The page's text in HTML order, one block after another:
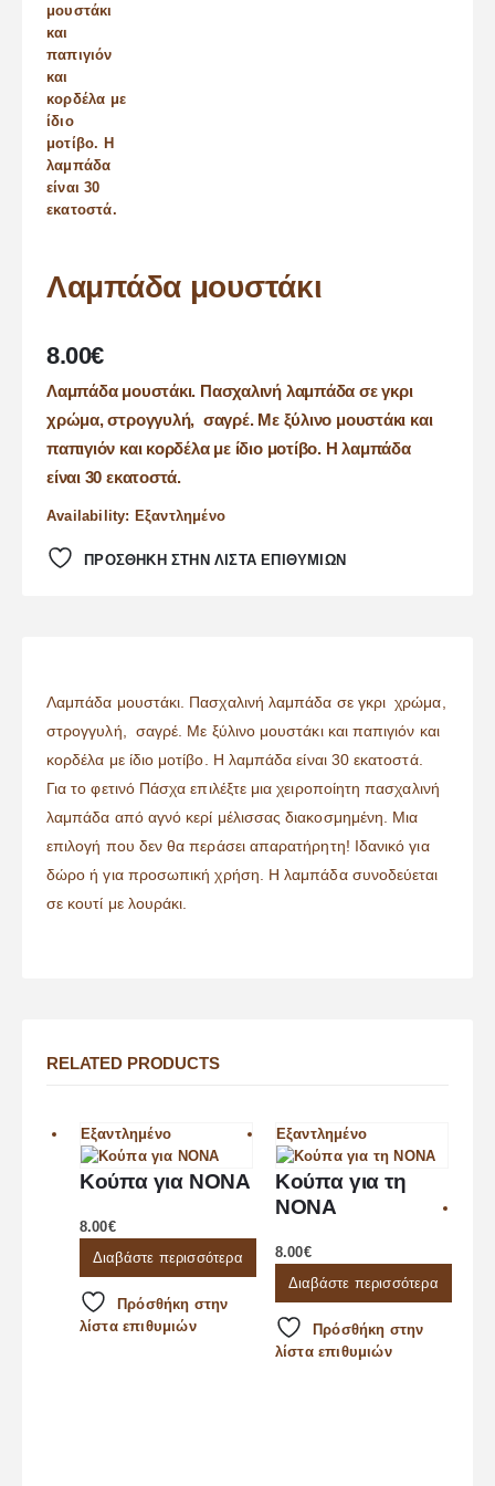
Λαμπάδα μουστάκι
8.00€
Λαμπάδα μουστάκι. Πασχαλινή λαμπάδα σε γκρι
χρώμα, στρογγυλή, σαγρέ. Με ξύλινο μουστάκι και
παπιγιόν και κορδέλα με ίδιο μοτίβο. Η λαμπάδα
είναι 30 εκατοστά.
Availability: Εξαντλημένο
ΠΡΌΣΘΉΚΗ ΣΤΗΝ ΛΊΣΤΑ ΕΠΙΘΥΜΙΏΝ
Λαμπάδα μουστάκι. Πασχαλινή λαμπάδα σε γκρι χρώμα,
στρογγυλή, σαγρέ. Με ξύλινο μουστάκι και παπιγιόν και
κορδέλα με ίδιο μοτίβο. Η λαμπάδα είναι 30 εκατοστά.
Για το φετινό Πάσχα επιλέξτε μια χειροποίητη πασχαλινή
λαμπάδα από αγνό κερί μέλισσας διακοσμημένη. Μια
επιλογή που δεν θα περάσει απαρατήρητη! Ιδανικό για
δώρο ή για προσωπική χρήση. Η λαμπάδα συνοδεύεται
σε κουτί με λουράκι.
RELATED PRODUCTS
Εξαντλημένο
Κούπα για ΝΟΝΑ
8.00€
Διαβάστε περισσότερα
Πρόσθήκη στην
λίστα επιθυμιών
Εξαντλημένο
Κούπα για τη
ΝΟΝΑ
8.00€
Διαβάστε περισσότερα
Πρόσθήκη στην
λίστα επιθυμιών